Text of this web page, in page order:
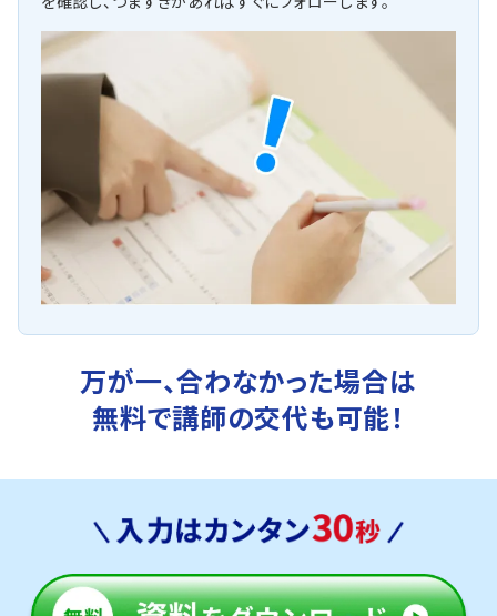
万が一、合わなかった場合は
無料で講師の交代も可能！